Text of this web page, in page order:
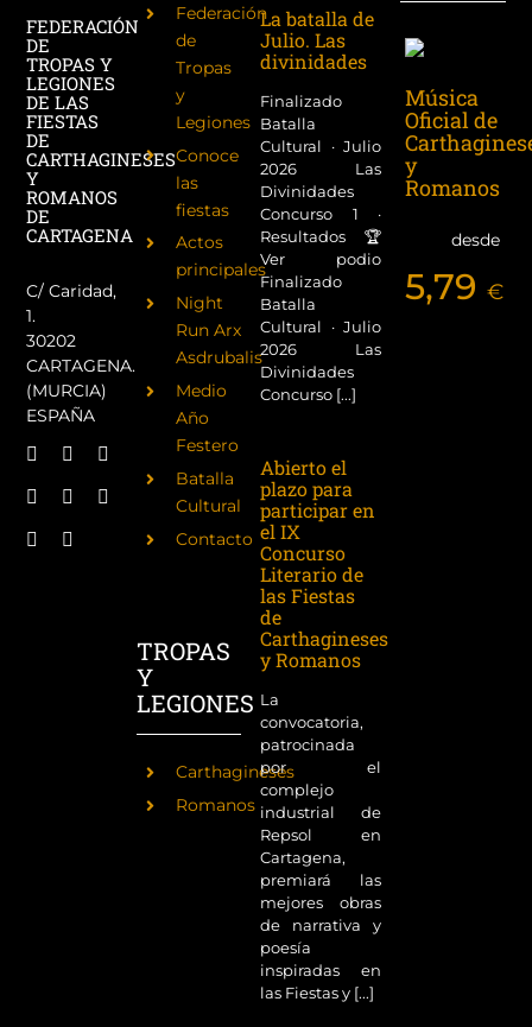
FEDERACIÓN
DE
TROPAS Y
LEGIONES
DE LAS
FIESTAS
DE
CARTHAGINESES
Y
ROMANOS
DE
CARTAGENA
C/ Caridad,
1.
30202
CARTAGENA.
(MURCIA)
ESPAÑA
Federación
de
Tropas
y
Legiones
Conoce
las
fiestas
Actos
principales
Night
Run Arx
Asdrubalis
Medio
Año
Festero
Batalla
Cultural
Contacto
TROPAS
Y
LEGIONES
Carthagineses
Romanos
La batalla de
Julio. Las
divinidades
Finalizado
Batalla
Cultural · Julio
2026 Las
Divinidades
Concurso 1 ·
Resultados 🏆
Ver podio
Finalizado
Batalla
Cultural · Julio
2026 Las
Divinidades
Concurso [...]
Abierto el
plazo para
participar en
el IX
Concurso
Literario de
las Fiestas
de
Carthagineses
y Romanos
La
convocatoria,
patrocinada
por el
complejo
industrial de
Repsol en
Cartagena,
premiará las
mejores obras
de narrativa y
poesía
inspiradas en
las Fiestas y [...]
Música
Oficial de
y
Romanos
desde
5,79€